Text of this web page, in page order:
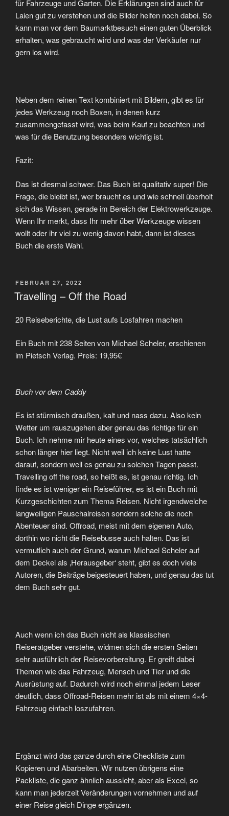
für Fahrzeuge und Garten. Die Erklärungen sind auch für
Laien gut zu verstehen und die Bilder helfen noch dabei. So
kann man vor dem Baumarktbesuch einen guten Überblick
erhalten, was gebraucht wird und was der Verkäufer nur
gern los wird.
Neben dem reinen Text kombiniert mit Bildern, gibt es für
jedes Werkzeug noch Boxen, in denen kurz
zusammengefasst wird, was beim Kauf zu beachten und
was für die Benutzung besonders wichtig ist.
Fazit:
Das ist diesmal schwer. Das Buch ist qualitativ super! Die
Frage, die bleibt ist, wer braucht es und wie schnell überholt
sich das Wissen, gerade im Bereich der Elektrowerkzeuge.
Wenn Ihr merkt, dass Ihr mehr über Werkzeuge wissen
wollt oder ihr viel zu wenig davon habt, dann ist dieses
Buch die erste Wahl.
VERÖFFENTLICHT
AM
FEBRUAR 27, 2022
Travelling – Off the Road
20 Reiseberichte, die Lust aufs Losfahren machen
Ein Buch mit 238 Seiten von Michael Scheler, erschienen
im Pietsch Verlag. Preis: 19,95€
Buch vor dem Caddy
Es ist stürmisch draußen, kalt und nass dazu. Also kein
Wetter um rauszugehen aber genau das richtige für ein
Buch. Ich nehme mir heute eines vor, welches tatsächlich
schon länger hier liegt. Nicht weil ich keine Lust hatte
darauf, sondern weil es genau zu solchen Tagen passt.
Travelling off the road, so heißt es, ist genau richtig. Ich
finde es ist weniger ein Reiseführer, es ist ein Buch mit
Kurzgeschichten zum Thema Reisen. Nicht irgendwelche
langweiligen Pauschalreisen sondern solche die noch
Abenteuer sind. Offroad, meist mit dem eigenen Auto,
dorthin wo nicht die Reisebusse auch halten. Das ist
vermutlich auch der Grund, warum Michael Scheler auf
dem Deckel als ‚Herausgeber‘ steht, gibt es doch viele
Autoren, die Beiträge beigesteuert haben, und genau das tut
dem Buch sehr gut.
Auch wenn ich das Buch nicht als klassischen
Reiseratgeber verstehe, widmen sich die ersten Seiten
sehr ausführlich der Reisevorbereitung. Er greift dabei
Themen wie das Fahrzeug, Mensch und Tier und die
Ausrüstung auf. Dadurch wird noch einmal jedem Leser
deutlich, dass Offroad-Reisen mehr ist als mit einem 4×4-
Fahrzeug einfach loszufahren.
Ergänzt wird das ganze durch eine Checkliste zum
Kopieren und Abarbeiten. Wir nutzen übrigens eine
Packliste, die ganz ähnlich aussieht, aber als Excel, so
kann man jederzeit Veränderungen vornehmen und auf
einer Reise gleich Dinge ergänzen.